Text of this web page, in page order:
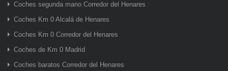
Coches segunda mano Corredor del Henares
Coches Km 0 Alcalá de Henares
Coches Km 0 Corredor del Henares
Coches de Km 0 Madrid
Coches baratos Corredor del Henares